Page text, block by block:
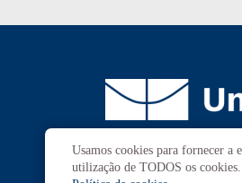
CampusUniversitário Darcy
Brasília-DF | CEP
Usamos cookies para fornecer a
utilização de TODOS os cookies.